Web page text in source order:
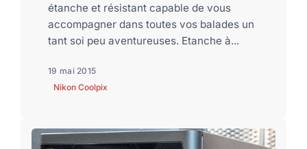
étanche et résistant capable de vous
accompagner dans toutes vos balades un
tant soi peu aventureuses. Etanche à...
19 mai 2015
Nikon Coolpix